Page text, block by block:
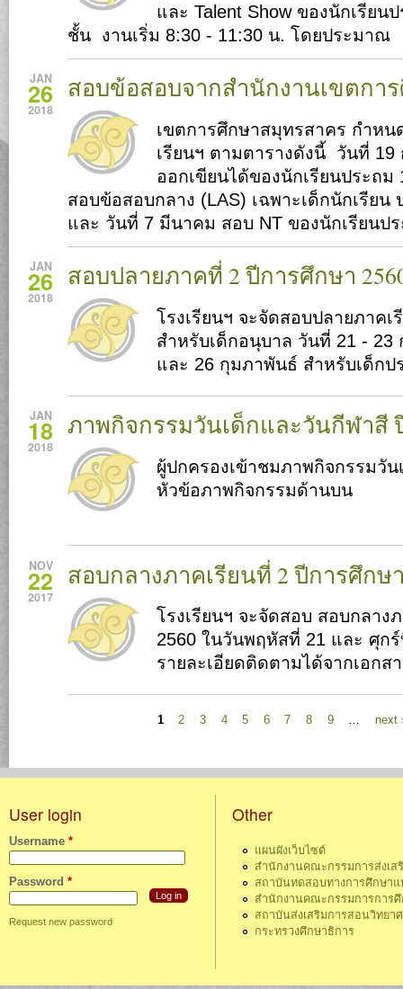
และ Talent Show ของนักเรียน
ชั้น งานเริ่ม 8:30 - 11:30 น. โดยประมาณ
JAN
26
2018
สอบข้อสอบจากสำนักงานเขตกา
เขตการศึกษาสมุทรสาคร กำหน
เรียนฯ ตามตารางดังนี้ วันที่
ออกเขียนได้ของนักเรียนประถ
สอบข้อสอบกลาง (LAS) เฉพาะเด็กนักเรีย
และ วันที่ 7 มีนาคม สอบ NT ของนักเรียนป
JAN
26
2018
สอบปลายภาคที่ 2 ปีการศึกษา
โรงเรียนฯ จะจัดสอบปลายภาค
สำหรับเด็กอนุบาล วันที่ 21 -
และ 26 กุมภาพันธ์ สำหรับเด็ก
JAN
18
2018
ภาพกิจกรรมวันเด็กและวันกีฬาสี
ผู้ปกครองเข้าชมภาพกิจกรรมวั
หัวข้อภาพกิจกรรมด้านบน
NOV
22
2017
สอบกลางภาคเรียนที่ 2 ปีการศึกษ
โรงเรียนฯ จะจัดสอบ สอบกลาง
2560 ในวันพฤหัสที่ 21 และ ศุก
รายละเอียดติดตามได้จากเอกส
1 2 3 4 5 6 7 8 9 … next
User login
Username *
Password *
Request new password
Other
แผนผังเว็บไซต์
สำนักงานคณะกรรมการส่งเ
สถาบันทดสอบทางการศึกษา
สำนักงานคณะกรรมการการ
สถาบันส่งเสริมการสอนวิทยา
กระทรวงศึกษาธิการ